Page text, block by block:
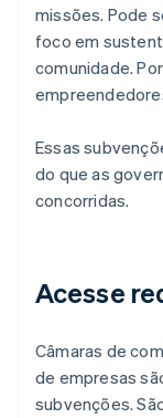
missões. Pode
foco em
comunidade.
Essas
do que as
concorridas.
Acesse
Câmaras de
de empresas
subvenções.